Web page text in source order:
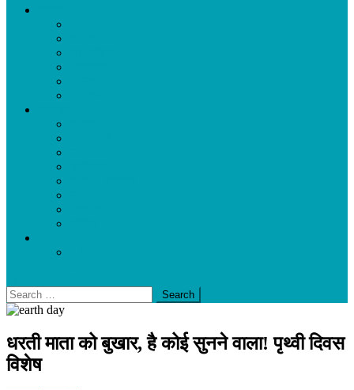
Search
for:
धरती माता को बुखार, है कोई सुनने वाला! पृथ्वी दिवस
विशेष